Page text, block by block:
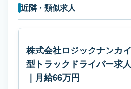
近隣・類似求人
株式会社ロジックナンカ
型トラックドライバー求
｜月給66万円